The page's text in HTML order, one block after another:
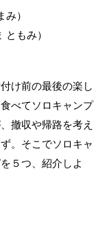
）
もみ）
け前の最後の楽し
べてソロキャンプ
撤収や帰路を考え
。そこでソロキャ
５つ、紹介しよ